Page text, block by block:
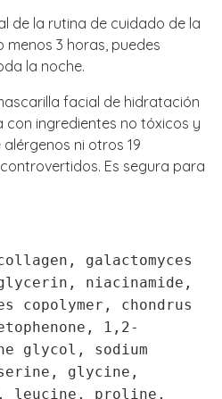
de la rutina de cuidado de la
3 horas, puedes
la noche.
facial de hidratación
ingredientes no tóxicos y
ni otros 19
Es segura para
galactomyces
niacinamide,
chondrus
1,2-
glycol, sodium
glycine,
leucine, proline,